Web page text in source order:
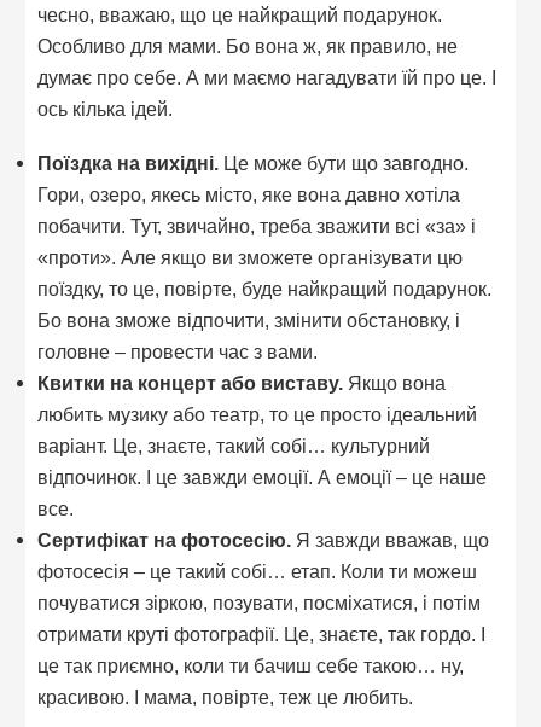
чесно, вважаю, що це найкращий подарунок.
Особливо для мами. Бо вона ж, як правило, не
думає про себе. А ми маємо нагадувати їй про це. І
ось кілька ідей.
Поїздка на вихідні. Це може бути що завгодно.
Гори, озеро, якесь місто, яке вона давно хотіла
побачити. Тут, звичайно, треба зважити всі «за» і
«проти». Але якщо ви зможете організувати цю
поїздку, то це, повірте, буде найкращий подарунок.
Бо вона зможе відпочити, змінити обстановку, і
головне – провести час з вами.
Квитки на концерт або виставу. Якщо вона
любить музику або театр, то це просто ідеальний
варіант. Це, знаєте, такий собі… культурний
відпочинок. І це завжди емоції. А емоції – це наше
все.
Сертифікат на фотосесію. Я завжди вважав, що
фотосесія – це такий собі… етап. Коли ти можеш
почуватися зіркою, позувати, посміхатися, і потім
отримати круті фотографії. Це, знаєте, так гордо. І
це так приємно, коли ти бачиш себе такою… ну,
красивою. І мама, повірте, теж це любить.